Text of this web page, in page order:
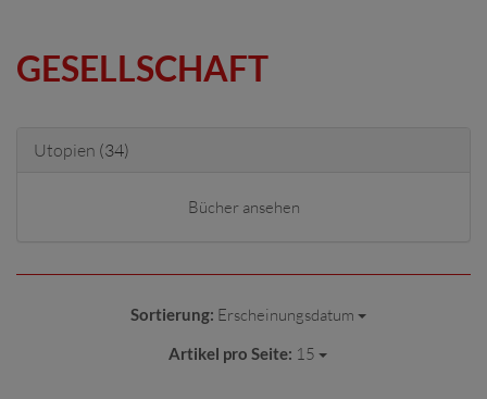
GESELLSCHAFT
Utopien (34)
Bücher ansehen
Sortierung: Erscheinungsdatum
Artikel pro Seite: 15